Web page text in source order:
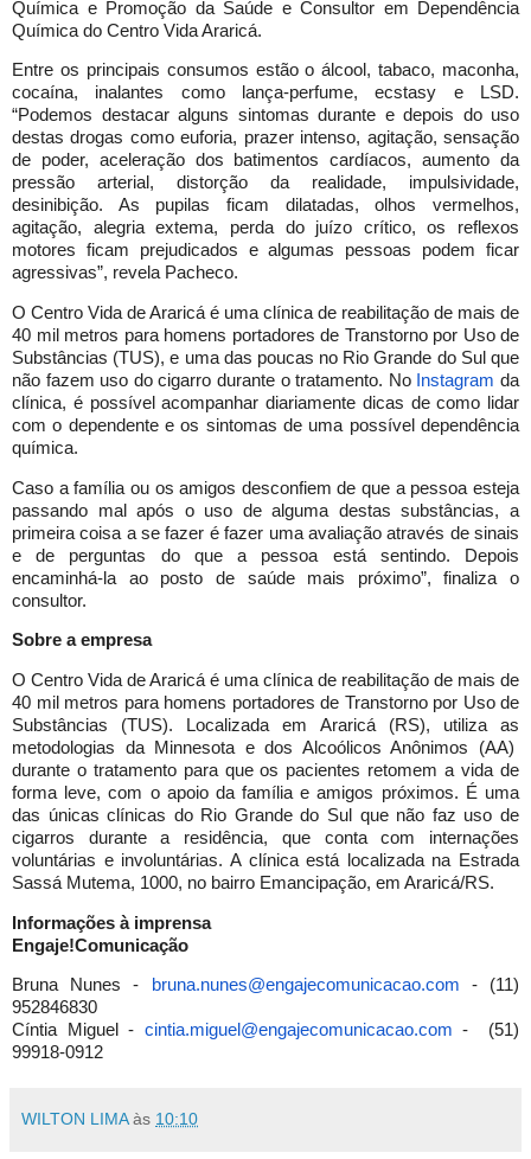
Química e Promoção da Saúde e Consultor em Dependência
Química do Centro Vida Araricá.
Entre os principais consumos estão o álcool, tabaco, maconha,
cocaína, inalantes como lança-perfume, ecstasy e LSD.
“Podemos destacar alguns sintomas durante e depois do uso
destas drogas como euforia, prazer intenso, agitação, sensação
de poder, aceleração dos batimentos cardíacos, aumento da
pressão arterial, distorção da realidade, impulsividade,
desinibição. As pupilas ficam dilatadas, olhos vermelhos,
agitação, alegria extema, perda do juízo crítico, os reflexos
motores ficam prejudicados e algumas pessoas podem ficar
agressivas”, revela Pacheco.
O Centro Vida de Araricá é uma clínica de reabilitação de mais de
40 mil metros para homens portadores de Transtorno por Uso de
Substâncias (TUS), e uma das poucas no Rio Grande do Sul que
não fazem uso do cigarro durante o tratamento. No Instagram da
clínica, é possível acompanhar diariamente dicas de como lidar
com o dependente e os sintomas de uma possível dependência
química.
Caso a família ou os amigos desconfiem de que a pessoa esteja
passando mal após o uso de alguma destas substâncias, a
primeira coisa a se fazer é fazer uma avaliação através de sinais
e de perguntas do que a pessoa está sentindo. Depois
encaminhá-la ao posto de saúde mais próximo”, finaliza o
consultor.
Sobre a empresa
O Centro Vida de Araricá é uma clínica de reabilitação de mais de
40 mil metros para homens portadores de Transtorno por Uso de
Substâncias (TUS). Localizada em Araricá (RS), utiliza as
metodologias da Minnesota e dos Alcoólicos Anônimos (AA)
durante o tratamento para que os pacientes retomem a vida de
forma leve, com o apoio da família e amigos próximos. É uma
das únicas clínicas do Rio Grande do Sul que não faz uso de
cigarros durante a residência, que conta com internações
voluntárias e involuntárias. A clínica está localizada na Estrada
Sassá Mutema, 1000, no bairro Emancipação, em Araricá/RS.
Informações à imprensa
Engaje!Comunicação
Bruna Nunes - bruna.nunes@engajecomunicacao.com - (11)
952846830
Cíntia Miguel - cintia.miguel@engajecomunicacao.com - (51)
99918-0912
WILTON LIMA às 10:10